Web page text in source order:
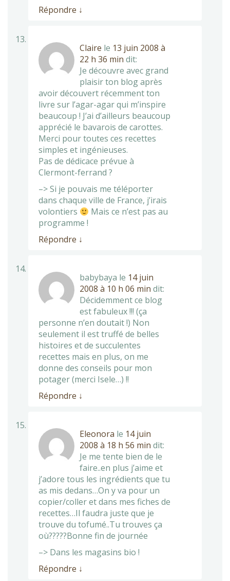
Répondre ↓
Claire le 13 juin 2008 à
22 h 36 min dit:
Je découvre avec grand
plaisir ton blog après
avoir découvert récemment ton
livre sur l’agar-agar qui m’inspire
beaucoup ! J’ai d’ailleurs beaucoup
apprécié le bavarois de carottes.
Merci pour toutes ces recettes
simples et ingénieuses.
Pas de dédicace prévue à
Clermont-ferrand ?
–> Si je pouvais me téléporter
dans chaque ville de France, j’irais
volontiers
Mais ce n’est pas au
programme !
Répondre ↓
babybaya le 14 juin
2008 à 10 h 06 min dit:
Décidemment ce blog
est fabuleux !!! (ça
personne n’en doutait !) Non
seulement il est truffé de belles
histoires et de succulentes
recettes mais en plus, on me
donne des conseils pour mon
potager (merci Isele…) !!
Répondre ↓
Eleonora le 14 juin
2008 à 18 h 56 min dit:
Je me tente bien de le
faire..en plus j’aime et
j’adore tous les ingrédients que tu
as mis dedans…On y va pour un
copier/coller et dans mes fiches de
recettes…Il faudra juste que je
trouve du tofumé..Tu trouves ça
où?????Bonne fin de journée
–> Dans les magasins bio !
Répondre ↓